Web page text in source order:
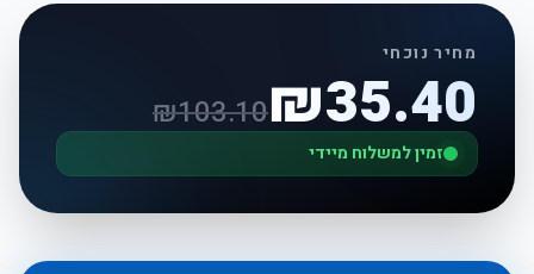
מחיר נוכחי
₪35.40
₪103.10
זמין למשלוח מיידי